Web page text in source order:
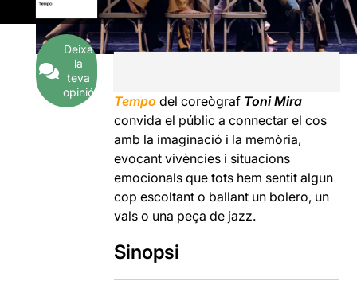
Deixa
la
teva
opinió
Tempodel coreògraf Toni Mira
convida el públic a connectar el cos
amb la imaginació i la memòria,
evocant vivències i situacions
emocionals que tots hem sentit algun
cop escoltant o ballant un bolero, un
vals o una peça de jazz.
Sinopsi